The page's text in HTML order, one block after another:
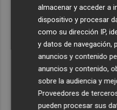
Estos son los estrenos que
de la comedia 'El último
'La Patrulla Canina'
Recibe toda la
almacenar y acceder a
dispositivo y procesar
como su dirección IP,
y datos de navegación,
anuncios y contenido
anuncios y contenido,
sobre la audiencia y
Proveedores de
pueden procesar sus